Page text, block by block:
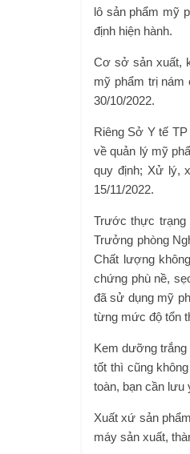
lô sản phẩm mỹ
định hiện hành.
Cơ sở sản xuất,
mỹ phẩm trị nám
30/10/2022.
Riêng Sở Y tế
về quản lý mỹ
quy định; Xử lý,
15/11/2022.
Trước thực trạng
Trưởng phòng
Chất lượng
chứng phù nề,
đã sử dụng mỹ
từng mức độ tổn
Kem dưỡng trắng
tốt thì cũng
toàn, bạn cần lưu
Xuất xứ sản
máy sản xuất,